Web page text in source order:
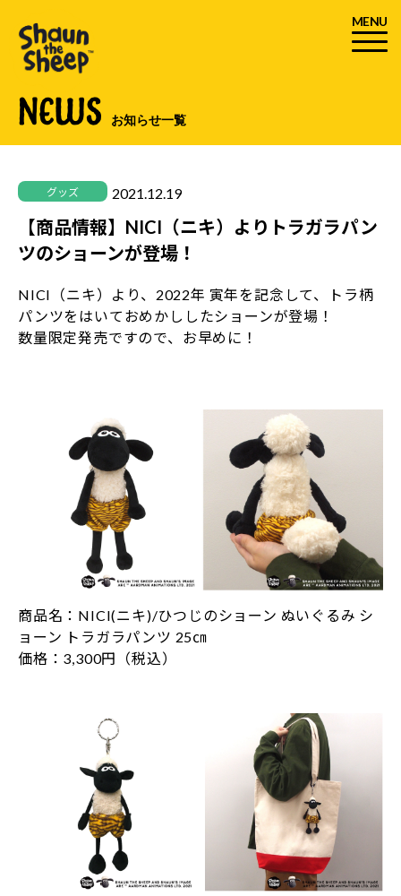
MENU
NEWS お知らせ一覧
グッズ 2021.12.19
【商品情報】NICI（ニキ）よりトラガラパン
ツのショーンが登場！
NICI（ニキ）より、2022年 寅年を記念して、トラ柄
パンツをはいておめかししたショーンが登場！
数量限定発売ですので、お早めに！
商品名：NICI(ニキ)/ひつじのショーン ぬいぐるみ シ
ョーン トラガラパンツ 25㎝
価格：3,300円（税込）